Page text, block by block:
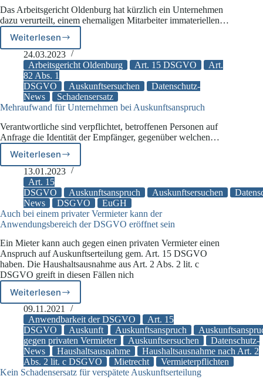
Das Arbeitsgericht Oldenburg hat kürzlich ein Unternehmen
dazu verurteilt, einem ehemaligen Mitarbeiter immateriellen…
WeiterlesenVerspätete
Auskunft
rechtfertigt
Anspruch
auf
Schadensersatz
24.03.2023
Arbeitsgericht Oldenburg
Art. 15 DSGVO
Art.
82 Abs. 1
DSGVO
Auskunftsersuchen
Datenschutz-
News
Schadensersatz
Mehraufwand für Unternehmen bei Auskunftsanspruch
Verantwortliche sind verpflichtet, betroffenen Personen auf
Anfrage die Identität der Empfänger, gegenüber welchen…
WeiterlesenMehraufwand
für
Unternehmen
bei
Auskunftsanspruch
13.01.2023
Art. 15
DSGVO
Auskunftsanspruch Auskunftsersuchen
News
DSGVO
EuGH
Auch bei einem privater Vermieter kann der
Anwendungsbereich der DSGVO eröffnet sein
Ein Mieter kann auch gegen einen privaten Vermieter einen
Anspruch auf Auskunftserteilung gem. Art. 15 DSGVO
haben. Die Haushaltsausnahme aus Art. 2 Abs. 2 lit. c
DSGVO greift in diesen Fällen nich
Weiterlesen
Auch
bei
einem
privater
Vermieter
kann
der
Anwendungsbereich
09.11.2021
Anwendbarkeit der DSGVO
Art. 15
DSGVO
Auskunft Auskunftsanspruch
gegen privaten Vermieter
Auskunftsersuchen
Datenschutz-
News
Haushaltsausnahme
Haushaltsausnahme nach Art. 2
Abs. 2 lit. c DSGVO
Mietrecht
Vermieterpflichten
Kein Schadensersatz für verspätete Auskunftserteilung